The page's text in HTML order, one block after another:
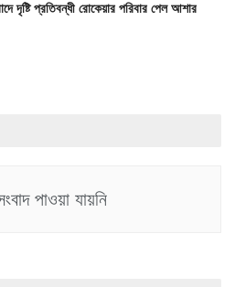
দৃষ্টি প্রতিবন্ধী রোকেয়ার পরিবার পেল আশার
পাওয়া যায়নি